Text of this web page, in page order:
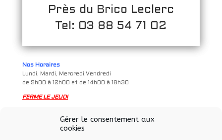
Gérer le consentement aux
cookies
Près du Brico Leclerc
Tel: 03 88 54 71 02
Nos Horaires
Lundi, Mardi, Mercredi,Vendredi
de 9h00 à 12h00 et de 14h00 à 18h30
FERME LE JEUDI
de 9h à 12h00 et de 14h00 à 17h00